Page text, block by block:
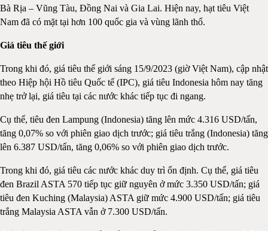
Bà Rịa – Vũng Tàu, Đồng Nai và Gia Lai. Hiện nay, hạt tiêu Việt
Nam đã có mặt tại hơn 100 quốc gia và vùng lãnh thổ.
Giá tiêu thế giới
Trong khi đó, giá tiêu thế giới sáng 15/9/2023 (giờ Việt Nam), cập nhật
theo Hiệp hội Hồ tiêu Quốc tế (IPC), giá tiêu Indonesia hôm nay tăng
nhẹ trở lại, giá tiêu tại các nước khác tiếp tục đi ngang.
Cụ thể, tiêu đen Lampung (Indonesia) tăng lên mức 4.316 USD/tấn,
tăng 0,07% so với phiên giao dịch trước; giá tiêu trắng (Indonesia) tăng
lên 6.387 USD/tấn, tăng 0,06% so với phiên giao dịch trước.
Trong khi đó, giá tiêu các nước khác duy trì ổn định. Cụ thể, giá tiêu
đen Brazil ASTA 570 tiếp tục giữ nguyên ở mức 3.350 USD/tấn; giá
tiêu đen Kuching (Malaysia) ASTA giữ mức 4.900 USD/tấn; giá tiêu
trắng Malaysia ASTA vẫn ở 7.300 USD/tấn.